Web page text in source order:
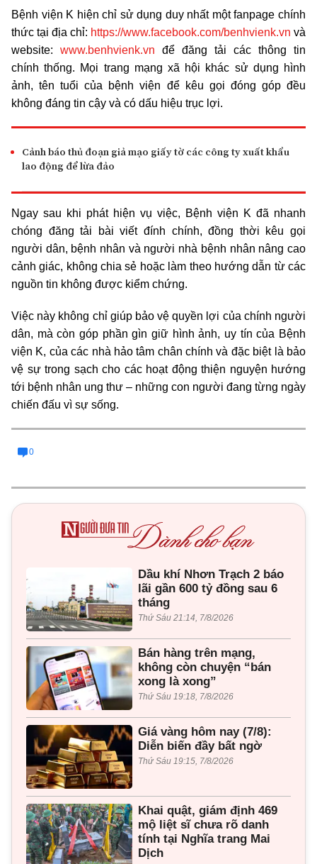
Bệnh viện K hiện chỉ sử dụng duy nhất một fanpage chính
thức tại địa chỉ: https://www.facebook.com/benhvienk.vn và
website: www.benhvienk.vn để đăng tải các thông tin
chính thống. Mọi trang mạng xã hội khác sử dụng hình
ảnh, tên tuổi của bệnh viện để kêu gọi đóng góp đều
không đáng tin cậy và có dấu hiệu trục lợi.
Cảnh báo thủ đoạn giả mạo giấy tờ các công ty xuất khẩu
lao động để lừa đảo
Ngay sau khi phát hiện vụ việc, Bệnh viện K đã nhanh
chóng đăng tải bài viết đính chính, đồng thời kêu gọi
người dân, bệnh nhân và người nhà bệnh nhân nâng cao
cảnh giác, không chia sẻ hoặc làm theo hướng dẫn từ các
nguồn tin không được kiểm chứng.
Việc này không chỉ giúp bảo vệ quyền lợi của chính người
dân, mà còn góp phần gìn giữ hình ảnh, uy tín của Bệnh
viện K, của các nhà hảo tâm chân chính và đặc biệt là bảo
vệ sự trong sạch cho các hoạt động thiện nguyện hướng
tới bệnh nhân ung thư – những con người đang từng ngày
chiến đấu vì sự sống.
0
Dầu khí Nhơn Trạch 2 báo
lãi gần 600 tỷ đồng sau 6
tháng
Thứ Sáu 21:14, 7/8/2026
Bán hàng trên mạng,
không còn chuyện “bán
xong là xong”
Thứ Sáu 19:18, 7/8/2026
Giá vàng hôm nay (7/8):
Diễn biến đầy bất ngờ
Thứ Sáu 19:15, 7/8/2026
Khai quật, giám định 469
mộ liệt sĩ chưa rõ danh
tính tại Nghĩa trang Mai
Dịch